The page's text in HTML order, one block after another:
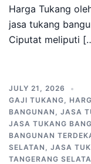
Harga Tukang
jasa tukang
Ciputat meliputi
JULY 21, 2026
GAJI TUKANG,
BANGUNAN , JASA
JASA TUKANG
BANGUNAN
SELATAN , JASA
TANGERANG